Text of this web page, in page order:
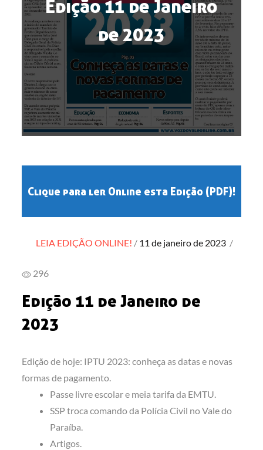
Edição 11 de Janeiro
de 2023
Clique para ler Online esta Edição (PDF)!
LEIA EDIÇÃO ONLINE! Posted
11 de janeiro de 2023 /
296
Edição 11 de Janeiro de
2023
Edição de hoje: IPTU 2023: conheça as datas e novas
formas de pagamento.
Passe livre escolar e meia tarifa da EMTU.
SSP troca comando da Polícia Civil no Vale do
Paraíba.
Artigos.